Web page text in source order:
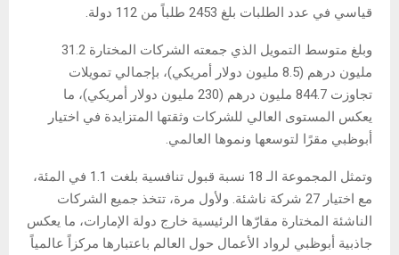
قياسي في عدد الطلبات بلغ 2453 طلباً من 112 دولة.
وبلغ متوسط التمويل الذي جمعته الشركات المختارة 31.2
مليون درهم (8.5 مليون دولار أمريكي)، بإجمالي تمويلات
تجاوزت 844.7 مليون درهم (230 مليون دولار أمريكي)، ما
يعكس المستوى العالي للشركات وثقتها المتزايدة في اختيار
أبوظبي مقرًا لتوسعها ونموها العالمي.
وتمثل المجموعة الـ 18 نسبة قبول تنافسية بلغت 1.1 في المئة،
مع اختيار 27 شركة ناشئة. ولأول مرة، تتخذ جميع الشركات
الناشئة المختارة مقارّها الرئيسية خارج دولة الإمارات، ما يعكس
جاذبية أبوظبي لرواد الأعمال حول العالم باعتبارها مركزاً عالمياً